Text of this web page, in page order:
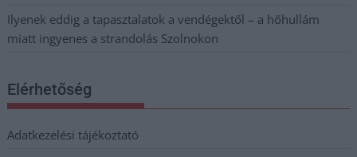
Ilyenek eddig a tapasztalatok a vendégektől – a hőhullám
miatt ingyenes a strandolás Szolnokon
Elérhetőség
Adatkezelési tájékoztató